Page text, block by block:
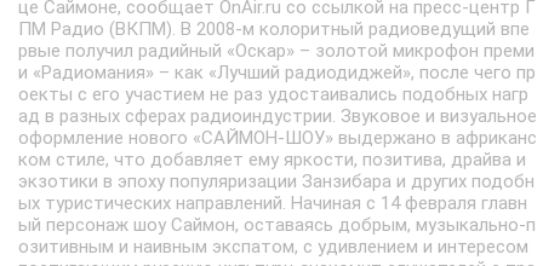
це Саймоне, сообщает OnAir.ru со ссылкой на пресс-центр Г
ПМ Радио (ВКПМ). В 2008-м колоритный радиоведущий впе
рвые получил радийный «Оскар» – золотой микрофон преми
и «Радиомания» – как «Лучший радиодиджей», после чего пр
оекты с его участием не раз удостаивались подобных нагр
ад в разных сферах радиоиндустрии. Звуковое и визуальное
оформление нового «САЙМОН-ШОУ» выдержано в африканс
ком стиле, что добавляет ему яркости, позитива, драйва и
экзотики в эпоху популяризации Занзибара и других подобн
ых туристических направлений. Начиная с 14 февраля главн
ый персонаж шоу Саймон, оставаясь добрым, музыкально-п
озитивным и наивным экспатом, с удивлением и интересом